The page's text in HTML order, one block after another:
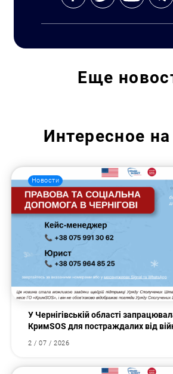
Еще
Интересное
Новости
У Чернігівській області
КримSOS для постраждалих від
2 / 07 / 2026